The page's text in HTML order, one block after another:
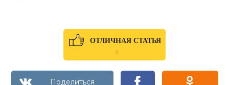
ОТЛИЧНАЯ СТАТЬЯ
0